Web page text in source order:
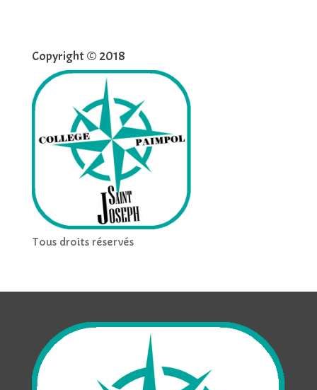
Copyright © 2018
Tous droits réservés